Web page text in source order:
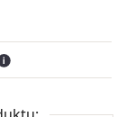
bierze
nerwowego,
zmęczenia